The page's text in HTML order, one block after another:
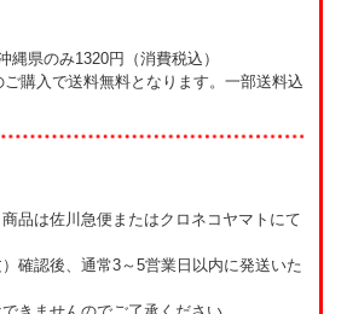
ておりますが、参加者ご自身でも安全確保
ください。
場までの移動中における事故、怪我、体調
いて、主催者は責任を負いかねます。
。
写真・映像は、番組、広報、SNS等に使用
ります。
事前にお申し出ください。
縄県のみ1320円（消費税込）
購入で送料無料となります。一部送料込
品は佐川急便またはクロネコヤマトにて
確認後、通常3～5営業日以内に発送いた